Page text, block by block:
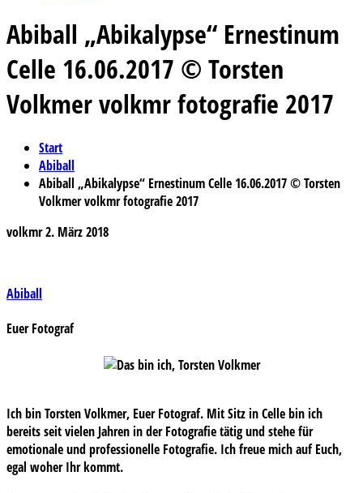
Abiball „Abikalypse“ Ernestinum
Celle 16.06.2017 © Torsten
Volkmer volkmr fotografie 2017
Start
Abiball
Abiball „Abikalypse“ Ernestinum Celle 16.06.2017 © Torsten
Volkmer volkmr fotografie 2017
volkmr2. März 2018
Beitragsnavigation
Abiball
Euer Fotograf
Ich bin Torsten Volkmer, Euer Fotograf. Mit Sitz in Celle bin ich
bereits seit vielen Jahren in der Fotografie tätig und stehe für
emotionale und professionelle Fotografie. Ich freue mich auf Euch,
egal woher Ihr kommt.